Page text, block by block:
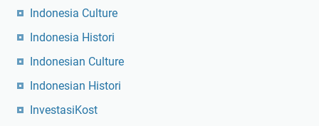
Indonesia Culture
Indonesia Histori
Indonesian Culture
Indonesian Histori
InvestasiKost